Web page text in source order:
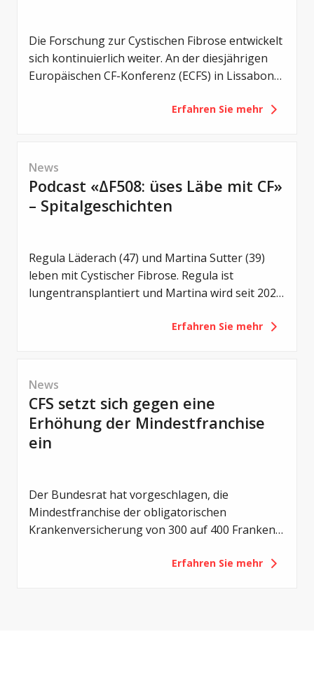
Die Forschung zur Cystischen Fibrose entwickelt
sich kontinuierlich weiter. An der diesjährigen
Europäischen CF-Konferenz (ECFS) in Lissabon
von einem noch früheren Einsatz von CFTR-
Therapieansätzen und neuen Strategien gegen
bakterielle Infektionen.
Erfahren Sie mehr
News
Podcast «ΔF508: üses Läbe mit CF»
– Spitalgeschichten
Regula Läderach (47) und Martina Sutter (39)
leben mit Cystischer Fibrose. Regula ist
lungentransplantiert und Martina wird seit 2021
Lebenswege – und doch eine gemeinsame
Erfahren Sie mehr
News
CFS setzt sich gegen eine
Erhöhung der Mindestfranchise
ein
Der Bundesrat hat vorgeschlagen, die
Mindestfranchise der obligatorischen
Krankenversicherung von 300 auf 400 Franken
Eigenverantwortung der Versicherten gestärkt
Erfahren Sie mehr